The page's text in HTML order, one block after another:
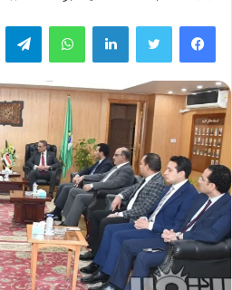
فيسبوك تويتر لينكدإن واتساب